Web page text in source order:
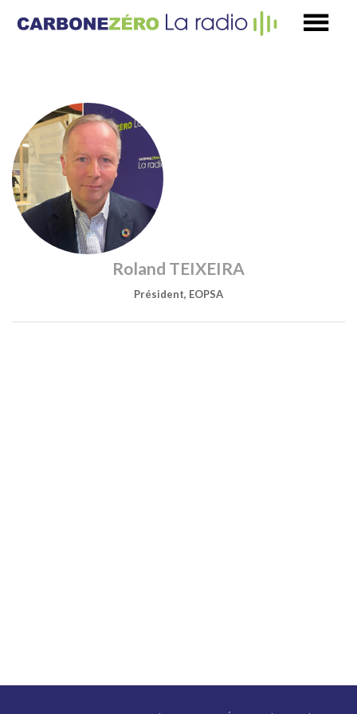
Roland TEIXEIRA
Président, EOPSA